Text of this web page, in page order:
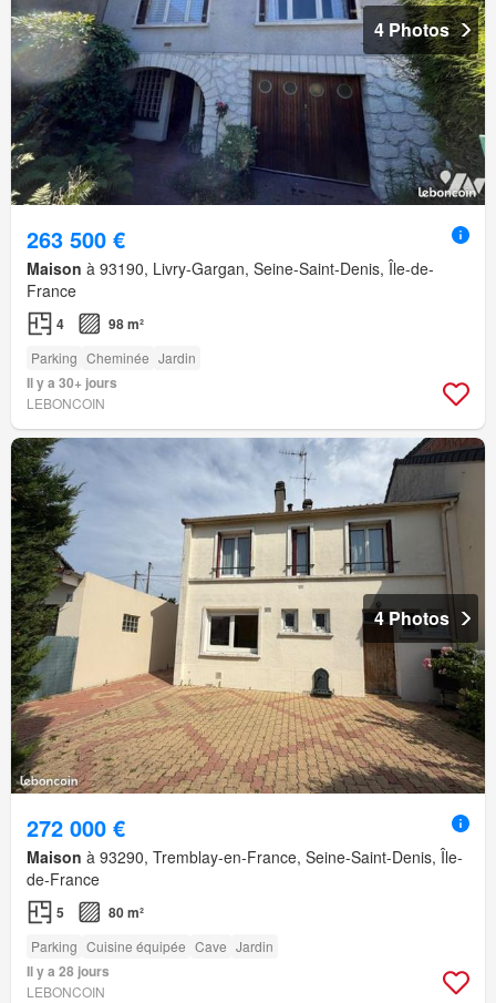
4 Photos
263 500 €
Maison à 93190, Livry-Gargan, Seine-Saint-Denis, Île-de-
France
4 98 m²
Parking Cheminée Jardin
Il y a 30+ jours
LEBONCOIN
4 Photos
272 000 €
Maison à 93290, Tremblay-en-France, Seine-Saint-Denis, Île-
de-France
5 80 m²
Parking Cuisine équipée Cave Jardin
Il y a 28 jours
LEBONCOIN